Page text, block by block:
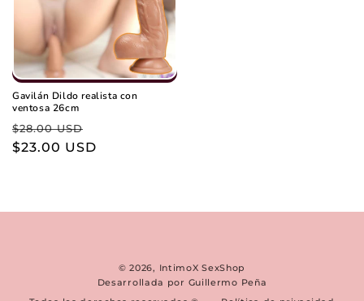
Gavilán Dildo realista con
ventosa 26cm
Precio
habitual
$28.00 USD
de
$23.00 USD
© 2026, IntimoX SexShop
Desarrollada por Guillermo Peña